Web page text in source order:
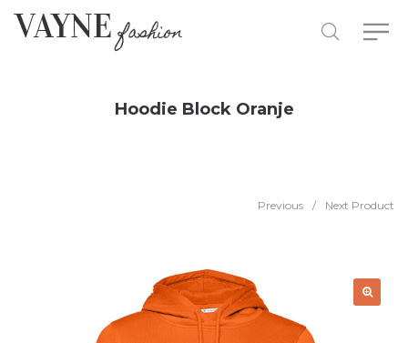
Hoodie Block Oranje
Previous / Next Product